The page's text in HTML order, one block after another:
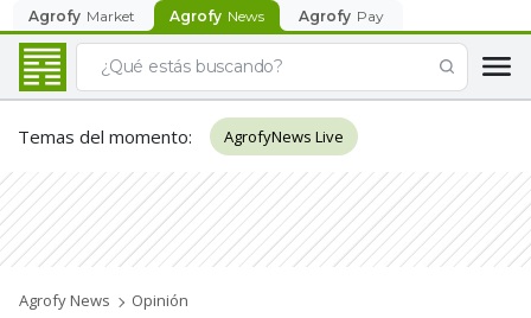
Agrofy Market Agrofy News Agrofy Pay
Temas del momento: AgrofyNews Live
Agrofy News Opinión